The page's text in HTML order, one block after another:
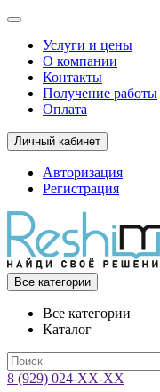
Услуги и цены
О компании
Контакты
Получение работы
Оплата
Личный кабинет
Авторизация
Регистрация
Все категории
Все категории
Каталог
8 (929) 024-ХХ-ХХ